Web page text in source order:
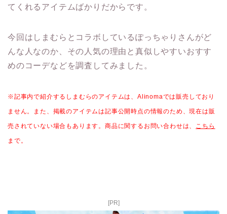
てくれるアイテムばかりだからです。
今回はしまむらとコラボしているぽっちゃりさんがど
んな人なのか、その人気の理由と真似しやすいおすす
めのコーデなどを調査してみました。
※記事内で紹介するしまむらのアイテムは、Alinomaでは販売しており
ません。また、掲載のアイテムは記事公開時点の情報のため、現在は販
売されていない場合もあります。商品に関するお問い合わせは、 こちら
まで。
[PR]